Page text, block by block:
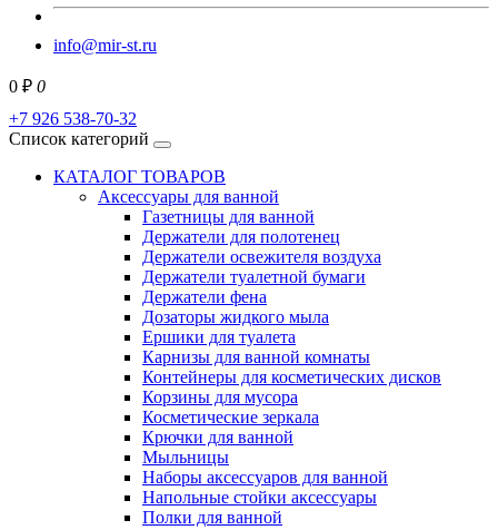
info@mir-st.ru
0 ₽ 0
+7 926 538-70-32
Список категорий
КАТАЛОГ ТОВАРОВ
Аксессуары для ванной
Газетницы для ванной
Держатели для полотенец
Держатели освежителя воздуха
Держатели туалетной бумаги
Держатели фена
Дозаторы жидкого мыла
Ершики для туалета
Карнизы для ванной комнаты
Контейнеры для косметических дисков
Корзины для мусора
Косметические зеркала
Крючки для ванной
Мыльницы
Наборы аксессуаров для ванной
Напольные стойки аксессуары
Полки для ванной